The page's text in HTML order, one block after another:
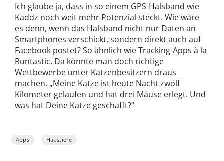
Ich glaube ja, dass in so einem GPS-Halsband wie
Kaddz noch weit mehr Potenzial steckt. Wie wäre
es denn, wenn das Halsband nicht nur Daten an
Smartphones verschickt, sondern direkt auch auf
Facebook postet? So ähnlich wie Tracking-Apps à la
Runtastic. Da könnte man doch richtige
Wettbewerbe unter Katzenbesitzern draus
machen. „Meine Katze ist heute Nacht zwölf
Kilometer gelaufen und hat drei Mäuse erlegt. Und
was hat Deine Katze geschafft?“
Apps Haustiere